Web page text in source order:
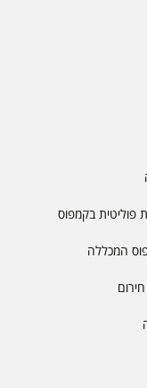
פוליטית בקמפוס
המכללה